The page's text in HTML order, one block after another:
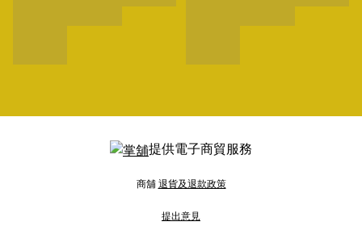
提供電子商貿服務
商舖退貨及退款政策
提出意見